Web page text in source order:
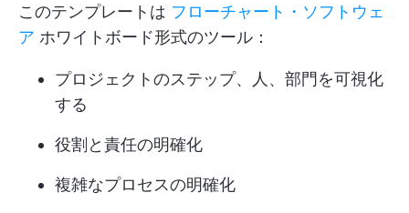
このテンプレートは フローチャート・ソフトウェ
ア ホワイトボード形式のツール：
プロジェクトのステップ、人、部門を可視化
する
役割と責任の明確化
複雑なプロセスの明確化